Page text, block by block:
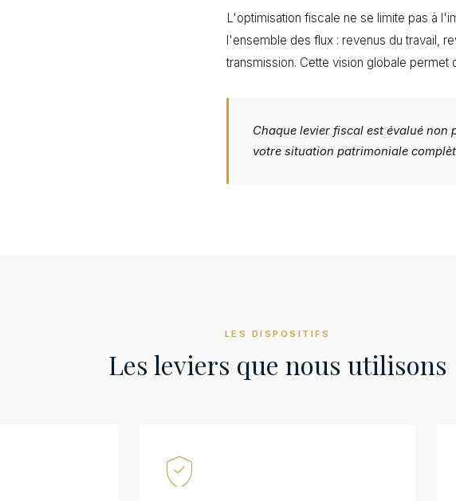
L'optimisation fiscale ne se limite pas à
l'ensemble des flux : revenus du travail,
transmission. Cette vision globale
Chaque levier fiscal est évalué non
votre situation patrimoniale
LES DISPOSITIFS
Les leviers que nous utilisons